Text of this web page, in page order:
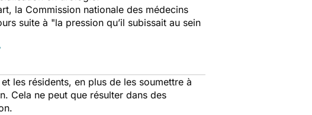
la Commission nationale des médecins
suite à "la pression qu’il subissait au sein
les résidents, en plus de les soumettre à
Cela ne peut que résulter dans des